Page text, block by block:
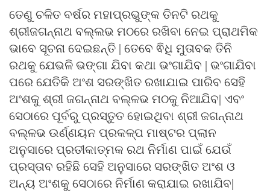
ତେଣୁ ଚଳିତ ବର୍ଷର ମହାପ୍ରଭୁଙ୍କ ତିନଟି ରଥକୁ
ଶ୍ରୀଜଗନ୍ନାଥ ବଲ୍ଲଭ ମଠରେ ରଖିବା ନେଇ ପ୍ରାଥମିକ
ଭାବେ ସୂଚନା ଦେଇଛନ୍ତି | ତେବେ ଵିଧି ମୁତାବକ ତିନି
ରଥକୁ ଯେଭଳି ଭଙ୍ଗା ଯିବା କଥା ଭଂଗାଯିବ | ଭଂଗାଯିବା
ପରେ ଯେତିକି ଅଂଶ ସରଙ୍ଖିତ ରଖାଯାଇ ପାରିବ ସେହି
ଅଂଶକୁ ଶ୍ରୀ ଜଗନ୍ନାଥ ବଲ୍ଳଭ ମଠକୁ ନିଆଯିବ| ଏବଂ
ସେଠାରେ ପୂର୍ବରୁ ପ୍ରସ୍ତୁତ ହୋଇଥିବା ଶ୍ରୀ ଜଗନ୍ନାଥ
ବଲ୍ଳଭ ଉର୍ଣ୍ଣୟନ ପ୍ରକଳ୍ପ ମାଷ୍ଟର ପ୍ଲାନ
ଅନୁସାରେ ପ୍ରତୀକାତ୍ମକ ରଥ ନିର୍ମାଣ ପାଇଁ ଯେଉଁ
ପ୍ରସ୍ତାବ ରହିଛି ସେହି ଅନୁସାରେ ସରଙ୍ଖିତ ଅଂଶ ଓ
ଅନ୍ୟ ଅଂଶକୁ ସେଠାରେ ନିର୍ମାଣ କରାଯାଇ ରଖାଯିବ|